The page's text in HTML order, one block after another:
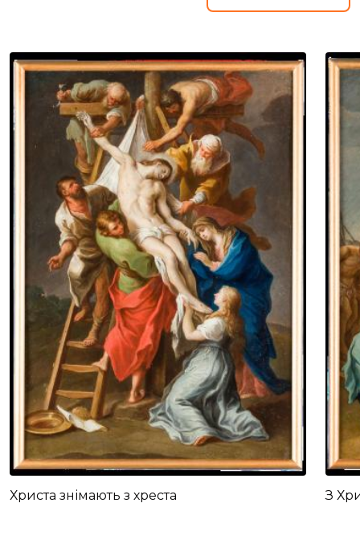
Христа знімають з хреста З